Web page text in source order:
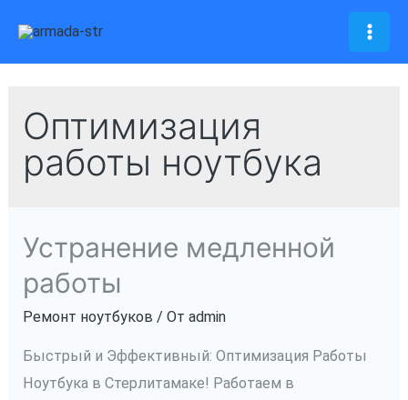
содержимому
Оптимизация
работы ноутбука
Устранение медленной
работы
Ремонт ноутбуков / От admin
Быстрый и Эффективный: Оптимизация Работы
Ноутбука в Стерлитамаке! Работаем в